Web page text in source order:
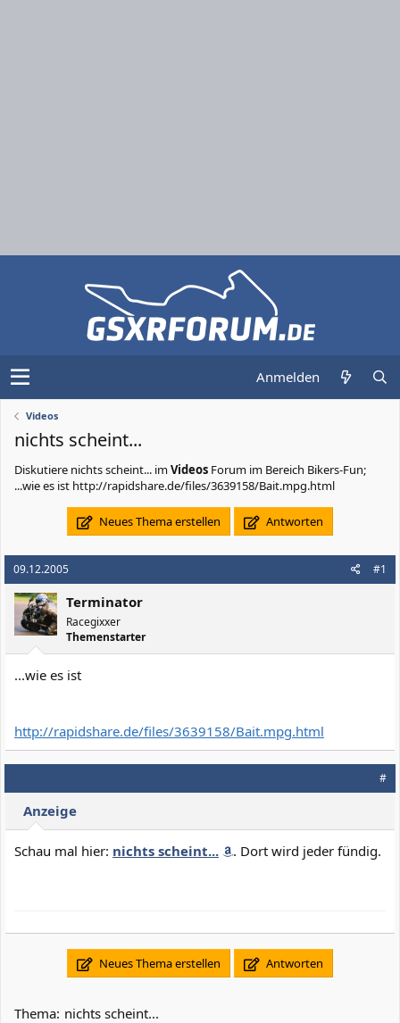
Anmelden
Videos
nichts scheint...
Diskutiere nichts scheint... imVideos Forum im Bereich Bikers-Fun;
...wie es ist http://rapidshare.de/files/3639158/Bait.mpg.html
Neues Thema erstellen Antworten
09.12.2005 #1
Terminator
Racegixxer
Themenstarter
...wie es ist
http://rapidshare.de/files/3639158/Bait.mpg.html
#
Anzeige
Schau mal hier: nichts scheint... . Dort wird jeder fündig.
Neues Thema erstellen Antworten
Thema: nichts scheint...